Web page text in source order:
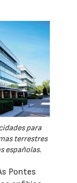
para
terrestres
españolas.
Pontes